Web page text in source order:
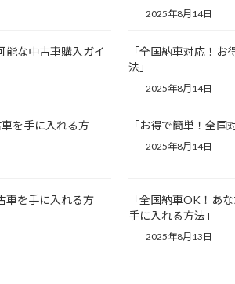
2025年8月14日
能な中古車購入ガイ
「全国納車対応！
法」
2025年8月14日
を手に入れる方
「お得で簡単！全国
2025年8月14日
車を手に入れる方
「全国納車OK！あ
手に入れる方法」
2025年8月13日